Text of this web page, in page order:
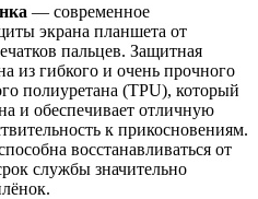
— современное
экрана планшета от
пальцев. Защитная
из гибкого и очень прочного
полиуретана (TPU), который
и обеспечивает отличную
к прикосновениям.
восстанавливаться от
службы значительно